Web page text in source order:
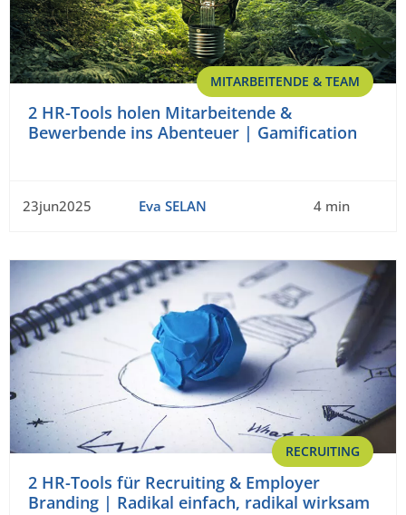
MITARBEITENDE & TEAM
2 HR-Tools holen Mitarbeitende &
Bewerbende ins Abenteuer | Gamification
23jun2025 Eva SELAN 4 min
RECRUITING
2 HR-Tools für Recruiting & Employer
Branding | Radikal einfach, radikal wirksam